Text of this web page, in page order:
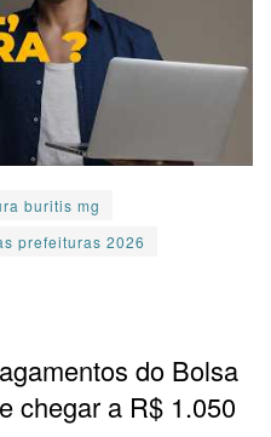
buritis mg
prefeituras 2026
do Bolsa
chegar a R$ 1.050